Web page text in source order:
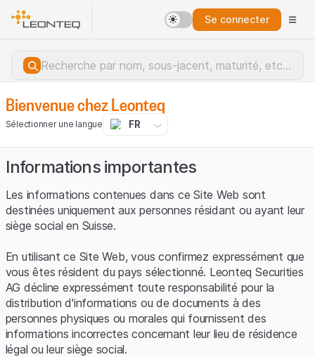
Se connecter
Données sur le marché des crypto-monnaies
Crypto products Pertinence
Bienvenue chez Leonteq
Sélectionner une langue FR
Informations importantes
Les informations contenues dans ce Site Web sont
destinées uniquement aux personnes résidant ou ayant leur
siège social en Suisse.
En utilisant ce Site Web, vous confirmez expressément que
vous êtes résident du pays sélectionné. Leonteq Securities
AG décline expressément toute responsabilité pour la
distribution d'informations ou de documents à des
personnes physiques ou morales qui fournissent des
informations incorrectes concernant leur lieu de résidence
légal ou leur siège social.